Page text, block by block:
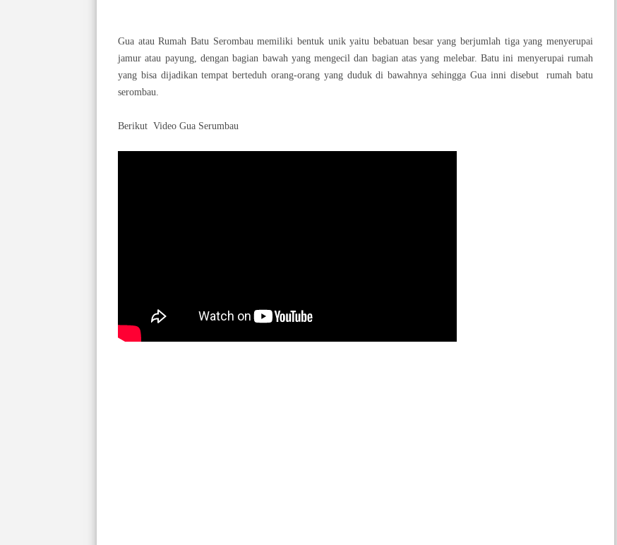
Gua atau Rumah Batu Serombau memiliki bentuk unik yaitu bebatuan besar yang berjumlah tiga yang menyerupai
jamur atau payung, dengan bagian bawah yang mengecil dan bagian atas yang melebar. Batu ini menyerupai rumah
yang bisa dijadikan tempat berteduh orang-orang yang duduk di bawahnya sehingga Gua inni disebut rumah batu
serombau.
Berikut Video Gua Serumbau